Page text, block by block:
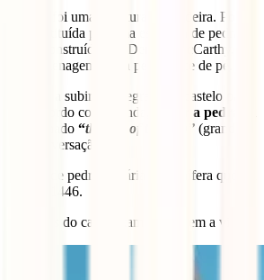
X foi uma estrutura de madeira. Por
substituída por uma estrutura de pedra.
foi construído por Dermot McCarthy, rei
de menagem ainda permanece de pé.
a subir aos degraus do castelo para
De acordo com a lenda,
beijar a pedra
denominado “the gift of the gab” (grande
na conversação)
bloco de pedra calcária carbonífera que foi
em 1446.
do castelo também valem a visita.